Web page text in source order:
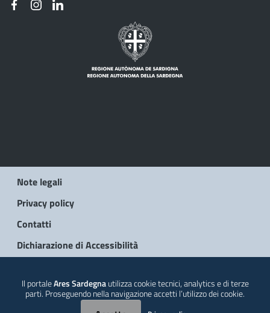
Note legali
Privacy policy
Contatti
Dichiarazione di Accessibilità
Il portaleAres Sardegnautilizza cookie tecnici, analytics e di terze
parti. Proseguendo nella navigazione accetti l’utilizzo dei cookie.